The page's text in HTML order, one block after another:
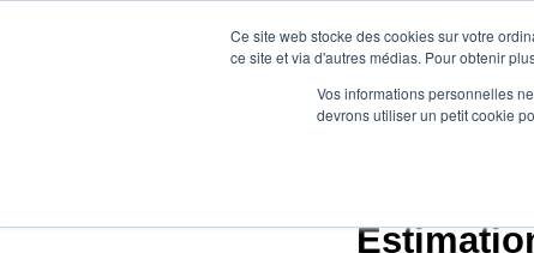
Ce site web stocke des cookies sur votre
ce site et via d'autres médias. Pour obtenir
Vos informations personnelles
devrons utiliser un petit cookie